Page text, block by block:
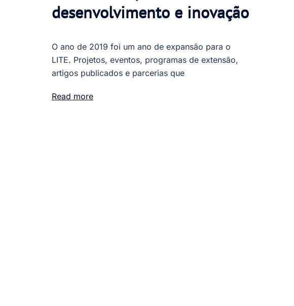
desenvolvimento e inovação
O ano de 2019 foi um ano de expansão para o
LITE. Projetos, eventos, programas de extensão,
artigos publicados e parcerias que
Read more